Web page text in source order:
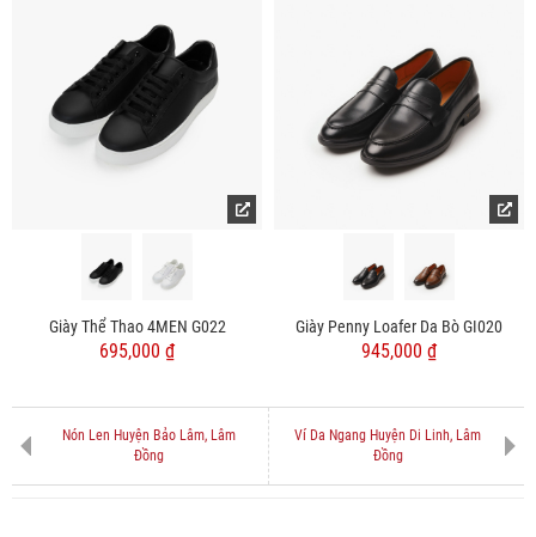
Giày Thể Thao 4MEN G022
695,000 ₫
Giày Penny Loafer Da Bò GI020
945,000 ₫
Nón Len Huyện Bảo Lâm, Lâm
Đồng
Ví Da Ngang Huyện Di Linh, Lâm
Đồng